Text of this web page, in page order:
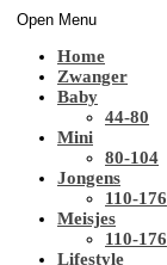
Open Menu
Home
Zwanger
Baby
44-80
Mini
80-104
Jongens
110-176
Meisjes
110-176
Lifestyle